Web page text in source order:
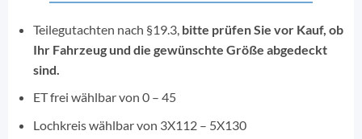
Teilegutachten nach §19.3, bitte prüfen Sie vor Kauf, ob
Ihr Fahrzeug und die gewünschte Größe abgedeckt
sind.
ET frei wählbar von 0 – 45
Lochkreis wählbar von 3X112 – 5X130